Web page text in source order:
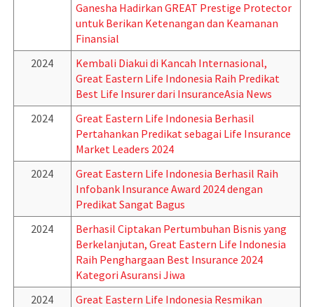
Ganesha Hadirkan GREAT Prestige Protector
untuk Berikan Ketenangan dan Keamanan
Finansial
2024
Kembali Diakui di Kancah Internasional,
Great Eastern Life Indonesia Raih Predikat
Best Life Insurer dari InsuranceAsia News
2024
Great Eastern Life Indonesia Berhasil
Pertahankan Predikat sebagai Life Insurance
Market Leaders 2024
2024
Great Eastern Life Indonesia Berhasil Raih
Infobank Insurance Award 2024 dengan
Predikat Sangat Bagus
2024
Berhasil Ciptakan Pertumbuhan Bisnis yang
Berkelanjutan, Great Eastern Life Indonesia
Raih Penghargaan Best Insurance 2024
Kategori Asuransi Jiwa
2024
Great Eastern Life Indonesia Resmikan